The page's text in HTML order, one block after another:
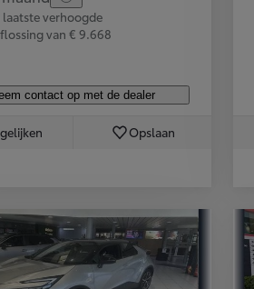
laatste verhoogde
van € 9.668
contact op met de dealer
Opslaan